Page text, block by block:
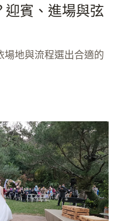
迎賓、進場與弦
地與流程選出合適的